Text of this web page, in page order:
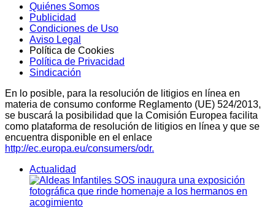
Quiénes Somos
Publicidad
Condiciones de Uso
Aviso Legal
Política de Cookies
Política de Privacidad
Sindicación
En lo posible, para la resolución de litigios en línea en
materia de consumo conforme Reglamento (UE) 524/2013,
se buscará la posibilidad que la Comisión Europea facilita
como plataforma de resolución de litigios en línea y que se
encuentra disponible en el enlace
http://ec.europa.eu/consumers/odr.
Actualidad